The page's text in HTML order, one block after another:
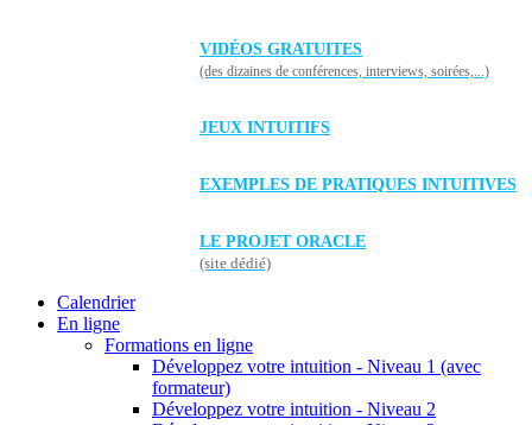
VIDÉOS GRATUITES
(des dizaines de conférences, interviews, soirées,...)
JEUX INTUITIFS
EXEMPLES DE PRATIQUES INTUITIVES
LE PROJET ORACLE
(site dédié)
Calendrier
En ligne
Formations en ligne
Développez votre intuition - Niveau 1 (avec
formateur)
Développez votre intuition - Niveau 2